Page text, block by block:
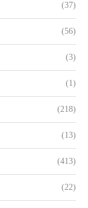
(37)
(56)
(3)
(1)
(218)
(13)
(413)
(22)